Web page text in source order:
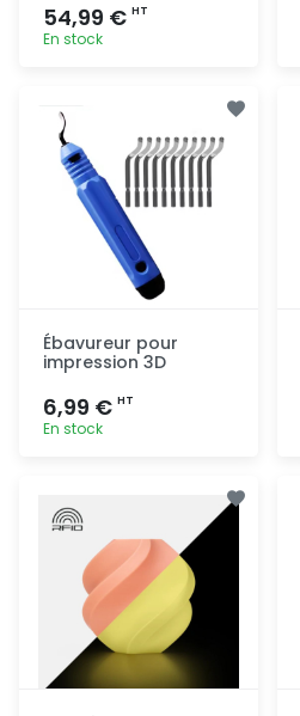
54,99 € HT
En stock
Ébavureur pour
impression 3D
6,99 € HT
En stock